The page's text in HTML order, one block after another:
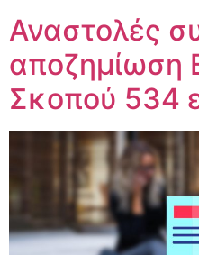
Αναστολές
αποζημίωση
Σκοπού 534